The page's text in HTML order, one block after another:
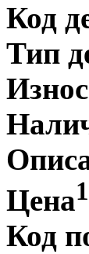
Код
Тип
Цена1
Код